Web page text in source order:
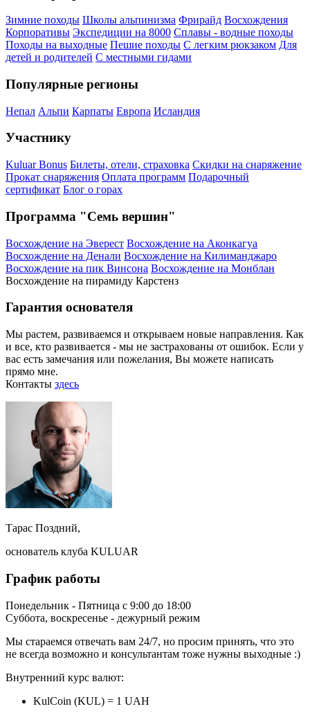
Зимние походы Школы альпинизма Фрирайд Восхождения
Корпоративы Экспедиции на 8000 Сплавы - водные походы
Походы на выходные Пешие походы С легким рюкзаком Для
детей и родителей С местными гидами
Популярные регионы
Непал Альпи Карпаты Европа Исландия
Участнику
Kuluar Bonus Билеты, отели, страховка Скидки на снаряжение
Прокат снаряжения Оплата программ Подарочный
сертификат Блог о горах
Программа "Семь вершин"
Восхождение на Эверест Восхождение на Аконкагуа
Восхождение на Денали Восхождение на Килиманджаро
Восхождение на пик Винсона Восхождение на Монблан
Восхождение на пирамиду Карстенз
Гарантия основателя
Мы растем, развиваемся и открываем новые направления. Как
и все, кто развивается - мы не застрахованы от ошибок. Если у
вас есть замечания или пожелания, Вы можете написать
прямо мне.
Контакты здесь
Тарас Поздний,
основатель клуба KULUAR
График работы
Понедельник - Пятница с 9:00 до 18:00
Суббота, воскресенье - дежурный режим
Мы стараемся отвечать вам 24/7, но просим принять, что это
не всегда возможно и консультантам тоже нужны выходные :)
Внутренний курс валют:
KulCoin (KUL) = 1 UAH